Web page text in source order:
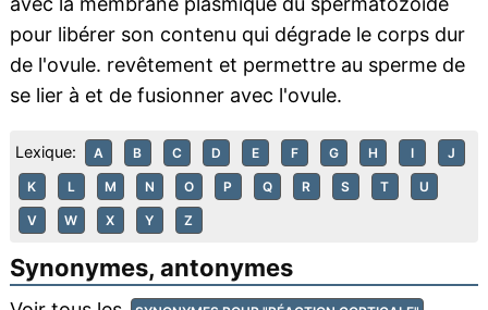
pour libérer son contenu qui dégrade le corps dur
de l'ovule. revêtement et permettre au sperme de
se lier à et de fusionner avec l'ovule.
Lexique: A B C D E F G H I J
K L M N O P Q R S T U
V W X Y Z
Synonymes, antonymes